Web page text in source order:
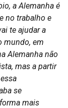
a Alemanha é
no trabalho e
te ajudar a
mundo, em
Alemanha não
mas a partir
se
mais